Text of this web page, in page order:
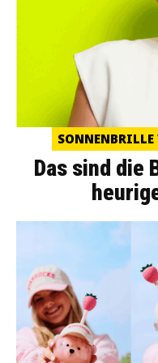
SONNENBRILLE
Das sind die